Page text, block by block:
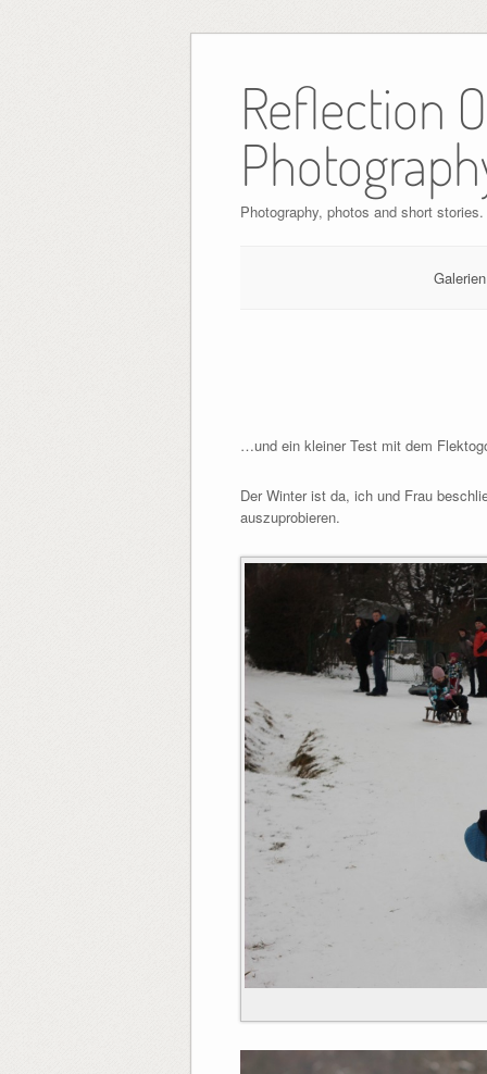
content
Reflection
Photography, photos and short stories.
Galerien
…und ein kleiner Test mit dem
Der Winter ist da, ich und Frau
auszuprobieren.